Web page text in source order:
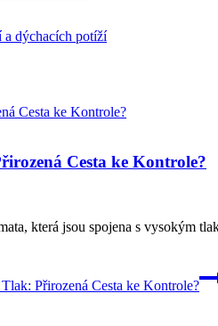
a dýchacích potíží
Cesta ke Kontrole?
která jsou spojena s vysokým
Přirozená Cesta ke Kontrole?